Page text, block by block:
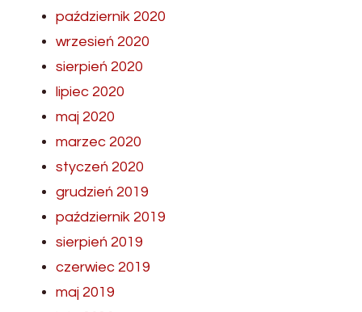
październik 2020
wrzesień 2020
sierpień 2020
lipiec 2020
maj 2020
marzec 2020
styczeń 2020
grudzień 2019
październik 2019
sierpień 2019
czerwiec 2019
maj 2019